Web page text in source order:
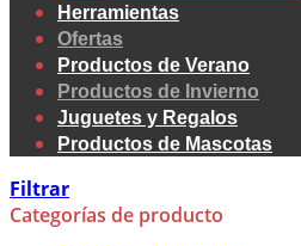
Herramientas
Ofertas
Productos de Verano
Productos de Invierno
Juguetes y Regalos
Productos de Mascotas
Filtrar
Categorías de producto